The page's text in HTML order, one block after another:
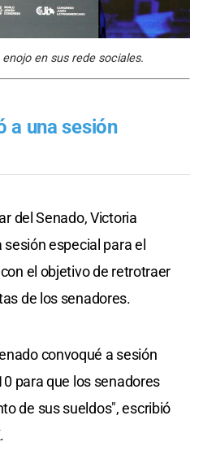
en sus rede sociales.
a una sesión
del Senado, Victoria
especial para el
el objetivo de retrotraer
de los senadores.
convoqué a sesión
para que los senadores
de sus sueldos", escribió